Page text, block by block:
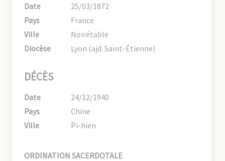
Date
25/03/1872
Pays
France
Ville
Noirétable
Diocèse
Lyon (ajd. Saint-Étienne)
DÉCÈS
Date
24/12/1940
Pays
Chine
Ville
Pi-hien
ORDINATION SACERDOTALE